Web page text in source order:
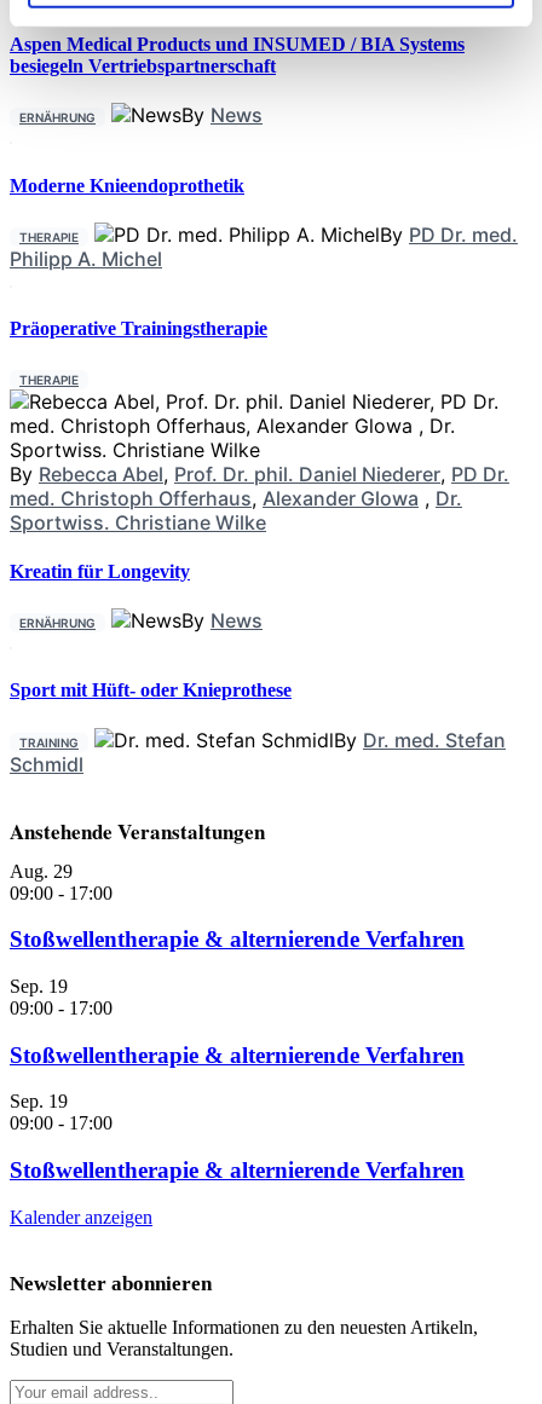
Aspen Medical Products und INSUMED / BIA Systems
besiegeln Vertriebspartnerschaft
ERNÄHRUNG By News
Moderne Knieendoprothetik
THERAPIE By PD Dr. med.
Philipp A. Michel
Präoperative Trainingstherapie
THERAPIE
By Rebecca Abel, Prof. Dr. phil. Daniel Niederer, PD Dr.
med. Christoph Offerhaus, Alexander Glowa , Dr.
Sportwiss. Christiane Wilke
Kreatin für Longevity
ERNÄHRUNG By News
Sport mit Hüft- oder Knieprothese
TRAINING By Dr. med. Stefan
Schmidl
Anstehende Veranstaltungen
Aug. 29
09:00 - 17:00
Stoßwellentherapie & alternierende Verfahren
Sep. 19
09:00 - 17:00
Stoßwellentherapie & alternierende Verfahren
Sep. 19
09:00 - 17:00
Stoßwellentherapie & alternierende Verfahren
Kalender anzeigen
Newsletter abonnieren
Erhalten Sie aktuelle Informationen zu den neuesten Artikeln,
Studien und Veranstaltungen.